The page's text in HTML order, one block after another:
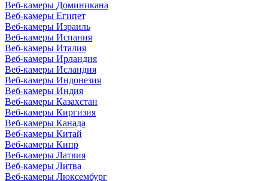
Веб-камеры Доминикана
Веб-камеры Египет
Веб-камеры Израиль
Веб-камеры Испания
Веб-камеры Италия
Веб-камеры Ирландия
Веб-камеры Исландия
Веб-камеры Индонезия
Веб-камеры Индия
Веб-камеры Казахстан
Веб-камеры Киргизия
Веб-камеры Канада
Веб-камеры Китай
Веб-камеры Кипр
Веб-камеры Латвия
Веб-камеры Литва
Веб-камеры Люксембург